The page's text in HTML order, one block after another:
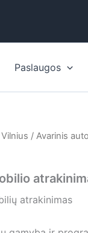
Paslaugos
Vilnius / Avarinis
atrakinimas